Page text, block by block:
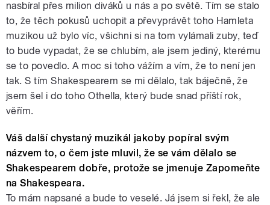
nasbíral přes milion diváků u nás a po světě. Tím se stalo
to, že těch pokusů uchopit a převyprávět toho Hamleta
muzikou už bylo víc, všichni si na tom vylámali zuby, teď
to bude vypadat, že se chlubím, ale jsem jediný, kterému
se to povedlo. A moc si toho vážím a vím, že to není jen
tak. S tím Shakespearem se mi dělalo, tak báječně, že
jsem šel i do toho Othella, který bude snad příští rok,
věřím.
Váš další chystaný muzikál jakoby popíral svým
názvem to, o čem jste mluvil, že se vám dělalo se
Shakespearem dobře, protože se jmenuje Zapomeňte
na Shakespeara.
To mám napsané a bude to veselé. Já jsem si řekl, že ale